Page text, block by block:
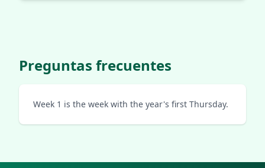
Preguntas frecuentes
Week 1 is the week with the year's first Thursday.